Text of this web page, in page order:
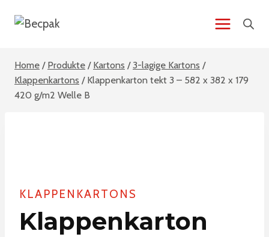
Inhalt
Home / Produkte / Kartons / 3-lagige Kartons /
Klappenkartons / Klappenkarton tekt 3 – 582 x 382 x 179
420 g/m2 Welle B
KLAPPENKARTONS
Klappenkarton